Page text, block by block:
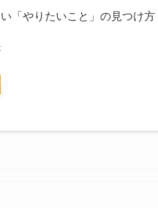
「やりたいこと」の見つけ